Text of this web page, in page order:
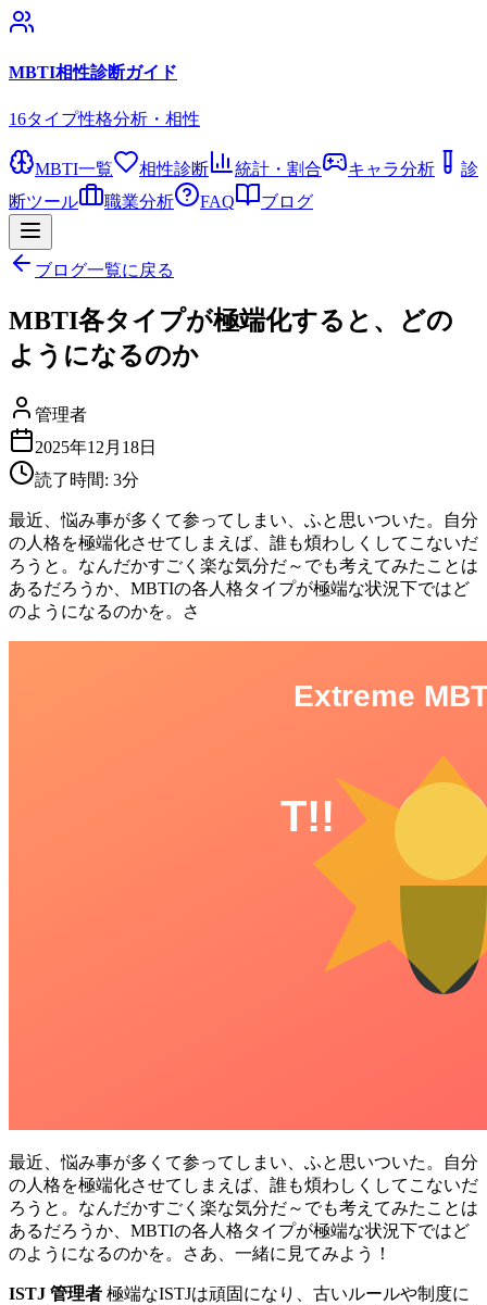
MBTI相性診断ガイド
16タイプ性格分析・相性
MBTI一覧 相性診断 統計・割合 キャラ分析
診
断ツール
職業分析 FAQ ブログ
ブログ一覧に戻る
MBTI各タイプが極端化すると、どの
ようになるのか
管理者
2025年12月18日
読了時間: 3分
最近、悩み事が多くて参ってしまい、ふと思いついた。自分
の人格を極端化させてしまえば、誰も煩わしくしてこないだ
ろうと。なんだかすごく楽な気分だ～でも考えてみたことは
あるだろうか、MBTIの各人格タイプが極端な状況下ではど
のようになるのかを。さ
最近、悩み事が多くて参ってしまい、ふと思いついた。自分
の人格を極端化させてしまえば、誰も煩わしくしてこないだ
ろうと。なんだかすごく楽な気分だ～でも考えてみたことは
あるだろうか、MBTIの各人格タイプが極端な状況下ではど
のようになるのかを。さあ、一緒に見てみよう！
ISTJ 管理者 極端なISTJは頑固になり、古いルールや制度に